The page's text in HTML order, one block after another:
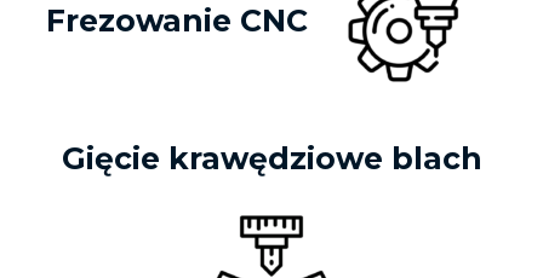
Frezowanie CNC
Gięcie krawędziowe blach